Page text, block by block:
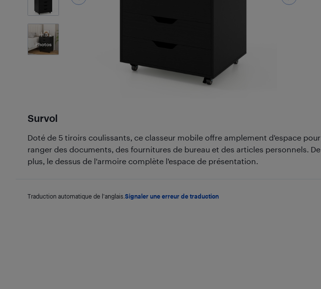
5
Photos
Survol
Doté de 5 tiroirs coulissants, ce classeur mobile offre amplement d'espace pour
ranger des documents, des fournitures de bureau et des articles personnels. De
plus, le dessus de l'armoire complète l'espace de présentation.
Traduction automatique de l'anglais. Signaler une erreur de traduction